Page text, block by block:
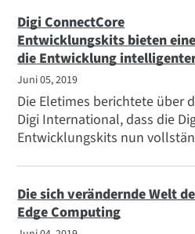
"Fog" schafft, wird 5G es
sich innerhalb ihrer eigenen
sicherer zu fühlen.
Digi ConnectCore
Entwicklungskits bieten
die Entwicklung
Juni 05, 2019
Die Eletimes berichtete über
Digi International, dass die
Entwicklungskits nun
computer (SBC) mit
Android. Die Produktlinie
Cloud- und Edge-Compute-
Die sich verändernde Welt
Edge Computing